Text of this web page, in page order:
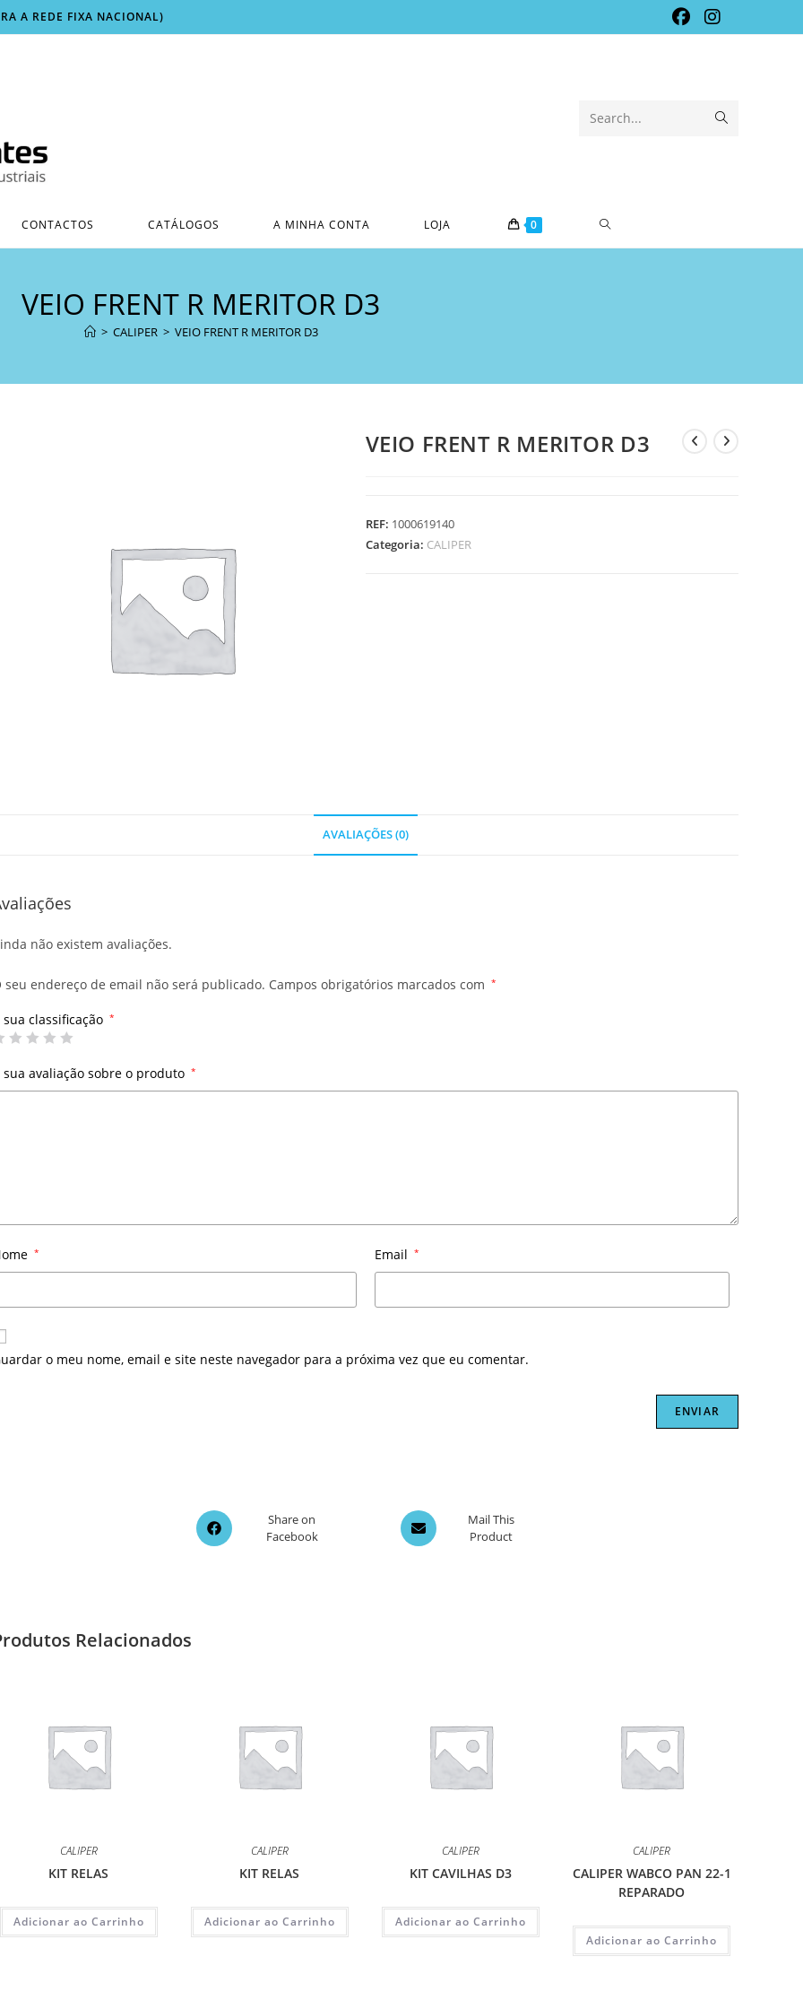
A REDE FIXA NACIONAL)
Search...
CONTACTOS CATÁLOGOS A MINHA CONTA LOJA 0 TOGGLE
VEIO FRENT R MERITOR D3
> CALIPER > VEIO FRENT R MERITOR D3
VEIO FRENT R MERITOR D3
REF: 1000619140
Categoria: CALIPER
AVALIAÇÕES (0)
não existem avaliações.
seu endereço de email não será publicado. Campos obrigatórios marcados com *
sua classificação *
sua avaliação sobre o produto *
* Email *
o meu nome, email e site neste navegador para a próxima vez que eu comentar.
Opens
in
Share on
Facebook
Opens
in
Mail This
Product
Relacionados
CALIPER
KIT RELAS
Adicionar ao Carrinho
CALIPER
KIT RELAS
Adicionar ao Carrinho
CALIPER
KIT CAVILHAS D3
Adicionar ao Carrinho
CALIPER
CALIPER WABCO PAN 22-1
REPARADO
Adicionar ao Carrinho